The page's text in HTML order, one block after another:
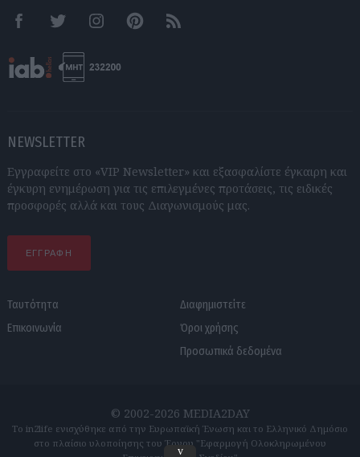
FacebookTwitter InstagramPinterestRSS feeds
NEWSLETTER
Εγγραφείτε στο «VIP Newsletter» και εξασφαλίστε έγκαιρη και
έγκυρη ενημέρωση για τις επιλεγμένες προτάσεις, τις ειδικές
προσφορές αλλά και τους Διαγωνισμούς μας.
ΕΓΓΡΑΦΗ
Ταυτότητα
Επικοινωνία
Διαφημιστείτε
Όροι χρήσης
Προσωπικά δεδομένα
© 2002-2026 MEDIA2DAY
Το in2life ενισχύθηκε από την Ευρωπαϊκή Ένωση και το Ελληνικό Δημόσιο
στο πλαίσιο υλοποίησης του Έργου "Εφαρμογή Ολοκληρωμένου
v